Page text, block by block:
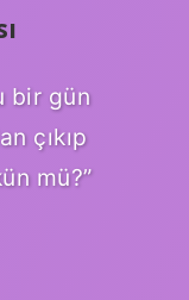
bir gün
çıkıp
mü?”